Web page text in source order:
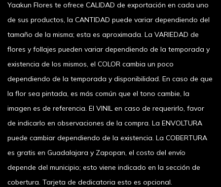
Yaakun Flores te ofrece CALIDAD de exportación en cada uno
de sus productos, la CANTIDAD puede variar dependiendo del
tamaño de la misma; esta es aproximada. La VARIEDAD de
flores y follajes pueden variar dependiendo de la temporada y
existencia de los mismos, el COLOR cambia un poco
dependiendo de la temporada y disponibilidad. En caso de que
la flor sea pintada, es más común que el tono cambie, la
imagen es de referencia. El VINIL en caso de requerirlo, favor
de indicarlo en observaciones de la compra. La ENVOLTURA
puede cambiar dependiendo de la existencia. La COBERTURA
es gratis en Guadalajara y Zapopan, el costo del envío
depende del municipio; esto viene indicado en la sección de
cobertura. Tarjeta de dedicatoria esto es opcional.